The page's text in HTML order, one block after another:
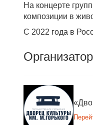
На концерте
композиции в
С 2022 года в